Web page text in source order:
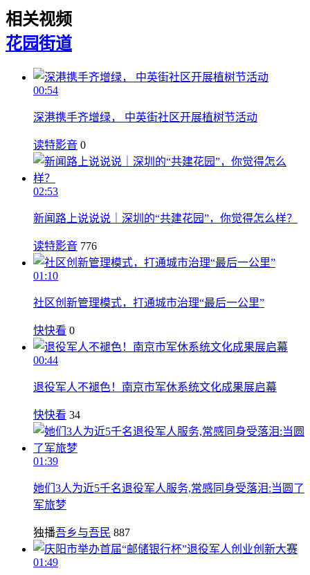
相关视频
花园街道
00:54
深港携手齐增绿， 中英街社区开展植树节活动
读特影音 0
02:53
新闻路上说说说｜深圳的“共建花园”，你觉得怎么样？
读特影音 776
01:10
社区创新管理模式，打通城市治理“最后一公里”
快快看 0
00:44
退役军人不褪色！南京市军休系统文化成果展启幕
快快看 34
01:39
她们3人为近5千名退役军人服务,常感同身受落泪:当圆了
军旅梦
独播吾乡与吾民 887
01:49